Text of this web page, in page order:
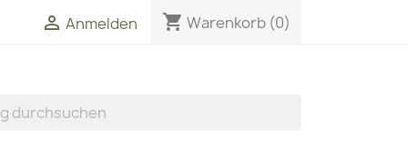
 Anmelden shopping_cart Warenkorb (0)